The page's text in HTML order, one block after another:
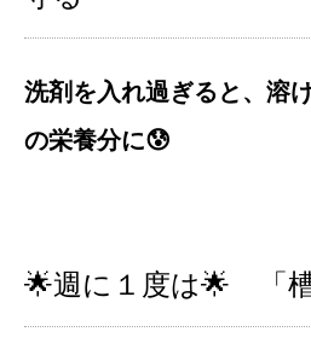
洗剤を入れ過ぎると、溶
の栄養分に😰
🌟週に１度は🌟 「